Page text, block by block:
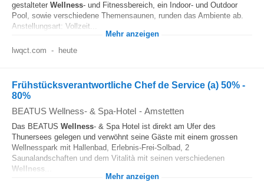
gestalteter Wellness- und Fitnessbereich, ein Indoor- und Outdoor
Pool, sowie verschiedene Themensaunen, runden das Ambiente ab.
Anstellungsart: Vollzeit...
Mehr anzeigen
lwqct.com - heute
Frühstücksverantwortliche Chef de Service (a) 50% -
80%
BEATUS Wellness- & Spa-Hotel - Amstetten
Das BEATUS Wellness- & Spa Hotel ist direkt am Ufer des
Thunersees gelegen und verwöhnt seine Gäste mit einem grossen
Wellnesspark mit Hallenbad, Erlebnis-Frei-Solbad, 2
Saunalandschaften und dem Vitalità mit seinen verschiedenen
Wellness
Mehr anzeigen